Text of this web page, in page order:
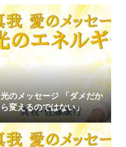
光のメッセージ 「ダメだか
ら変えるのではない」